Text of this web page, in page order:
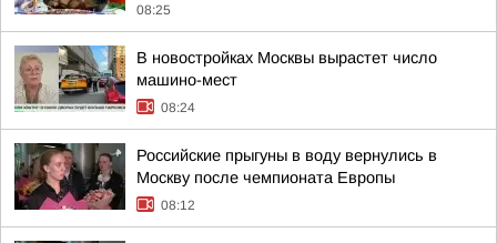
08:25
В новостройках Москвы вырастет число
машино-мест
08:24
Российские прыгуны в воду вернулись в
Москву после чемпионата Европы
08:12